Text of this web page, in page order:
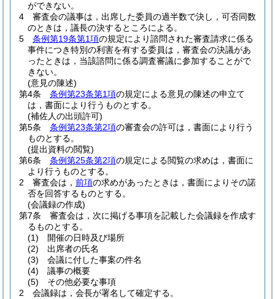
ができない。
4
審査会の議事は，出席した委員の過半数で決し，可否同数
のときは，議長の決するところによる。
5
条例第19条第1項の規定により諮問された審査請求に係る
事件につき特別の利害を有する委員は，審査会の決議があ
ったときは，当該諮問に係る調査審議に参加することがで
きない。
(意見の陳述)
第4条
条例第23条第1項の規定による意見の陳述の申立て
は，書面により行うものとする。
(補佐人の出頭許可)
第5条
条例第23条第2項の審査会の許可は，書面により行う
ものとする。
(提出資料の閲覧)
第6条
条例第25条第2項の規定による閲覧の求めは，書面に
より行うものとする。
2
審査会は， 前項の求めがあったときは，書面によりその諾
否を回答するものとする。
(会議録の作成)
第7条
審査会は，次に掲げる事項を記載した会議録を作成す
るものとする。
(1)
開催の日時及び場所
(2)
出席者の氏名
(3)
会議に付した事案の件名
(4)
議事の概要
(5)
その他必要な事項
2
会議録は，会長が署名して確定する。